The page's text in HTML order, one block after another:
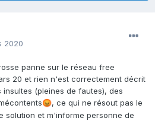
2020
panne sur le réseau free
20 et rien n'est correctement décrit
(pleines de fautes), des
😡, ce qui ne résout pas le
solution et m'informe personne de